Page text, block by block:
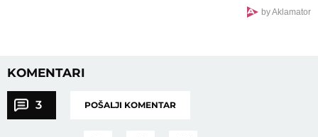
by Aklamator
KOMENTARI
3 POŠALJI KOMENTAR